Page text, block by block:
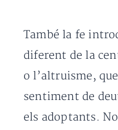
També la fe
diferent de la
o l’altruisme,
sentiment de
els adoptants.